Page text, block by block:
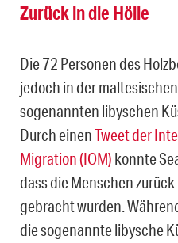
Zurück in die Hölle
Die 72 Personen des
jedoch in der
sogenannten libyschen
Durch einenTweet der
Migration (IOM) konnte
dass die Menschen
gebracht wurden.
die sogenannte libysche